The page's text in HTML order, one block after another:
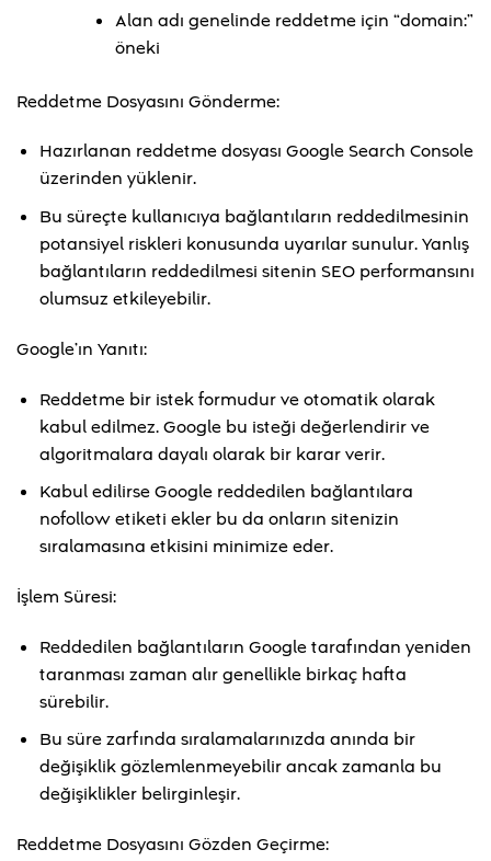
Alan adı genelinde reddetme için “domain:”
öneki
Reddetme Dosyasını Gönderme:
Hazırlanan reddetme dosyası Google Search Console
üzerinden yüklenir.
Bu süreçte kullanıcıya bağlantıların reddedilmesinin
potansiyel riskleri konusunda uyarılar sunulur. Yanlış
bağlantıların reddedilmesi sitenin SEO performansını
olumsuz etkileyebilir.
Google’ın Yanıtı:
Reddetme bir istek formudur ve otomatik olarak
kabul edilmez. Google bu isteği değerlendirir ve
algoritmalara dayalı olarak bir karar verir.
Kabul edilirse Google reddedilen bağlantılara
nofollow etiketi ekler bu da onların sitenizin
sıralamasına etkisini minimize eder.
İşlem Süresi:
Reddedilen bağlantıların Google tarafından yeniden
taranması zaman alır genellikle birkaç hafta
sürebilir.
Bu süre zarfında sıralamalarınızda anında bir
değişiklik gözlemlenmeyebilir ancak zamanla bu
değişiklikler belirginleşir.
Reddetme Dosyasını Gözden Geçirme: